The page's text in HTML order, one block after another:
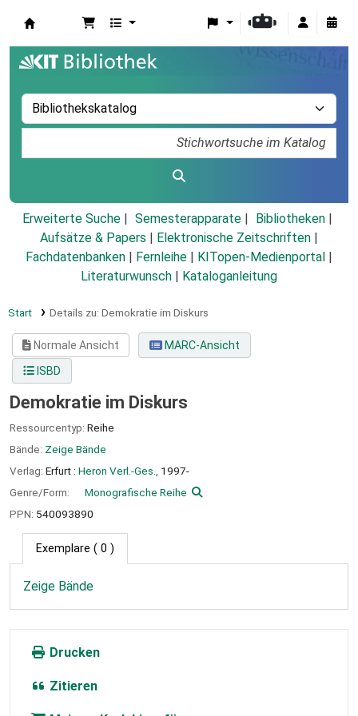
Erweiterte Suche Semesterapparate
Bibliotheken
Aufsätze & Papers
Elektronische Zeitschriften
Fachdatenbanken
Fernleihe KITopen-Medienportal
Literaturwunsch
Kataloganleitung
Start Details zu: Demokratie im Diskurs
Normale Ansicht
MARC-Ansicht
ISBD
Demokratie im Diskurs
Ressourcentyp: Reihe
Bände: Zeige Bände
Verlag: Erfurt : Heron Verl.-Ges.,
1997-
Genre/Form:
Monografische Reihe
PPN: 540093890
Exemplare ( 0 )
Zeige Bände
Drucken
Zitieren